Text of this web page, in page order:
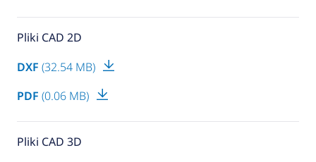
Pliki CAD 2D
DXF (32.54 MB)
PDF (0.06 MB)
Pliki CAD 3D